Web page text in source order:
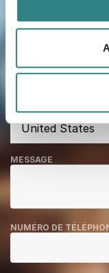
NUMÉRO DE
MESSAGE
NUMÉRO DE